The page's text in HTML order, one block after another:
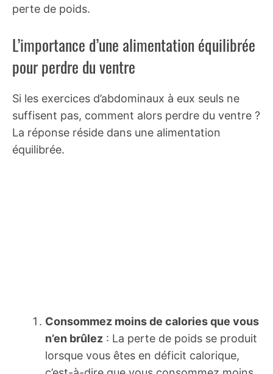
perte de poids.
L’importance d’une alimentation équilibrée
pour perdre du ventre
Si les exercices d’abdominaux à eux seuls ne
suffisent pas, comment alors perdre du ventre ?
La réponse réside dans une alimentation
équilibrée.
Consommez moins de calories que vous
n’en brûlez : La perte de poids se produit
lorsque vous êtes en déficit calorique,